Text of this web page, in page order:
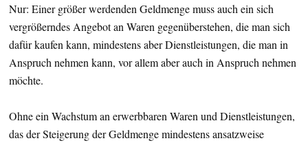
Nur: Einer größer werdenden Geldmenge muss auch ein sich
vergrößerndes Angebot an Waren gegenüberstehen, die man sich
dafür kaufen kann, mindestens aber Dienstleistungen, die man in
Anspruch nehmen kann, vor allem aber auch in Anspruch nehmen
möchte.
Ohne ein Wachstum an erwerbbaren Waren und Dienstleistungen,
das der Steigerung der Geldmenge mindestens ansatzweise